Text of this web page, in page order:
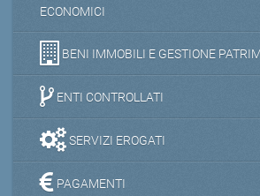
ECONOMICI
BENI IMMOBILI E GESTIONE
ENTI CONTROLLATI
SERVIZI EROGATI
PAGAMENTI